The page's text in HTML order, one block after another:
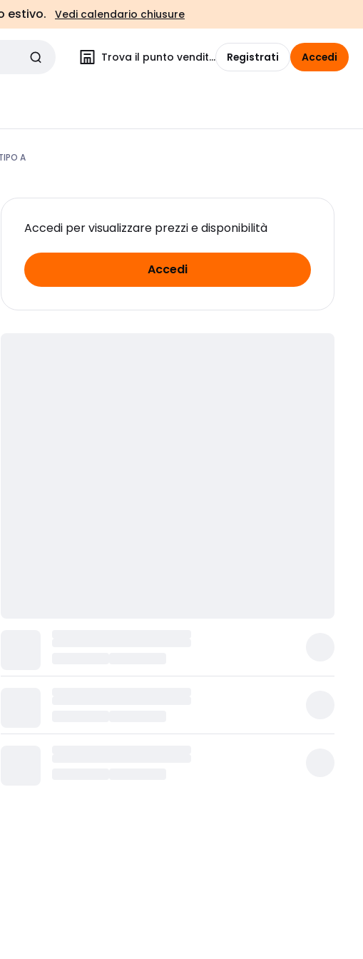
estivo. Vedi calendario chiusure
Trova il punto vendita Registrati Accedi
A
Accedi per visualizzare prezzi e disponibilità
Accedi